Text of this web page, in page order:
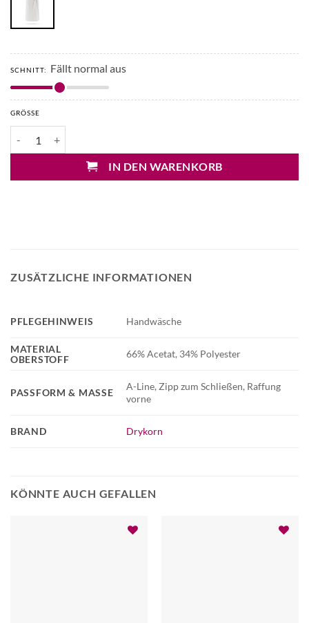
SCHNITT: Fällt normal aus
GRÖSSE
IN DEN WARENKORB
ZUSÄTZLICHE INFORMATIONEN
BRAND Drykorn
PFLEGEHINWEIS Handwäsche
MATERIAL
OBERSTOFF
66% Acetat, 34% Polyester
PASSFORM & MASSE
A-Line, Zipp zum Schließen, Raffung
vorne
KÖNNTE AUCH GEFALLEN